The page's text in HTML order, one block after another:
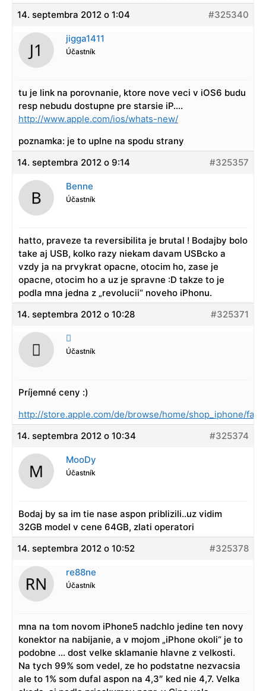
14. septembra 2012 o 1:04
#325340
jigga1411
Účastník
tu je link na porovnanie, ktore nove veci v iOS6 budu
resp nebudu dostupne pre starsie iP….
http://www.apple.com/ios/whats-new/
poznamka: je to uplne na spodu strany
14. septembra 2012 o 9:14
#325357
Benne
Účastník
hatto, praveze ta reversibilita je brutal ! Bodajby bolo
take aj USB, kolko razy niekam davam USBcko a
vzdy ja na prvykrat opacne, otocim ho, zase je
opacne, otocim ho a uz je spravne :D takze to je
podla mna jedna z „revolucii“ noveho iPhonu.
14. septembra 2012 o 10:28
#325371

Účastník
Príjemné ceny :)
http://store.apple.com/de/browse/home/shop_iphone/
14. septembra 2012 o 10:34
#325374
MooDy
Účastník
Bodaj by sa im tie nase aspon priblizili..uz vidim
32GB model v cene 64GB, zlati operatori
14. septembra 2012 o 10:52
#325378
re88ne
Účastník
mna na tom novom iPhone5 nadchlo jedine ten novy
konektor na nabijanie, a v mojom „iPhone okoli“ je to
podobne … dost velke sklamanie hlavne z velkosti.
Na tych 99% som vedel, ze ho podstatne nezvacsia
ale to 1% som dufal aspon na 4,3″ ked nie 4,7. Velka